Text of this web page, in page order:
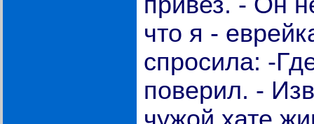
что я -
спросила: -
поверил. -